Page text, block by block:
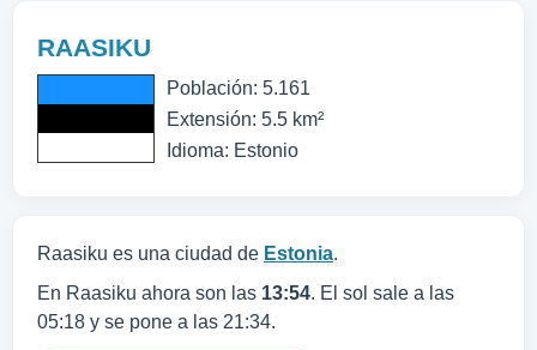
RAASIKU
Población: 5.161
Extensión: 5.5 km²
Idioma: Estonio
Raasiku es una ciudad de Estonia.
En Raasiku ahora son las 13:54. El sol sale a las
05:18 y se pone a las 21:34.